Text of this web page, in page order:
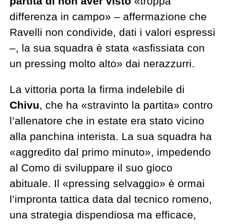
differenza in campo» – affermazione che
Ravelli non condivide, dati i valori espressi
–, la sua squadra è stata «asfissiata con
un pressing molto alto» dai nerazzurri.
La vittoria porta la firma indelebile di
Chivu, che ha «stravinto la partita» contro
l’allenatore che in estate era stato vicino
alla panchina interista. La sua squadra ha
«aggredito dal primo minuto», impedendo
al Como di sviluppare il suo gioco
abituale. Il «pressing selvaggio» è ormai
l’impronta tattica data dal tecnico romeno,
una strategia dispendiosa ma efficace,